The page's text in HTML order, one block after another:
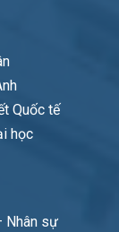
Quốc tế
học
Nhân sự